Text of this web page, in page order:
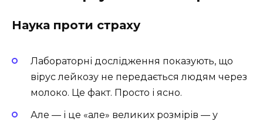
Наука проти страху
Лабораторні дослідження показують, що
вірус лейкозу не передається людям через
молоко. Це факт. Просто і ясно.
Але — і це «але» великих розмірів — у